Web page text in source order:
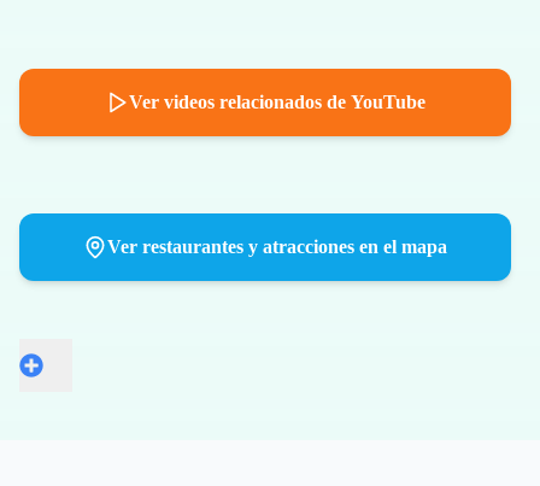
Ver videos relacionados de YouTube
Ver restaurantes y atracciones en el mapa